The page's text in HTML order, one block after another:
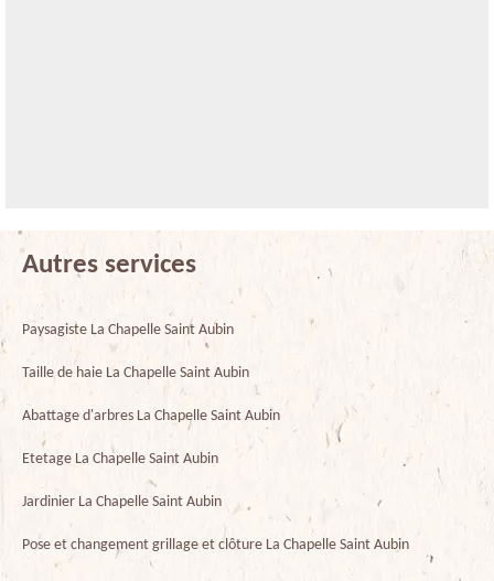
Autres services
Paysagiste La Chapelle Saint Aubin
Taille de haie La Chapelle Saint Aubin
Abattage d'arbres La Chapelle Saint Aubin
Etetage La Chapelle Saint Aubin
Jardinier La Chapelle Saint Aubin
Pose et changement grillage et clôture La Chapelle Saint Aubin